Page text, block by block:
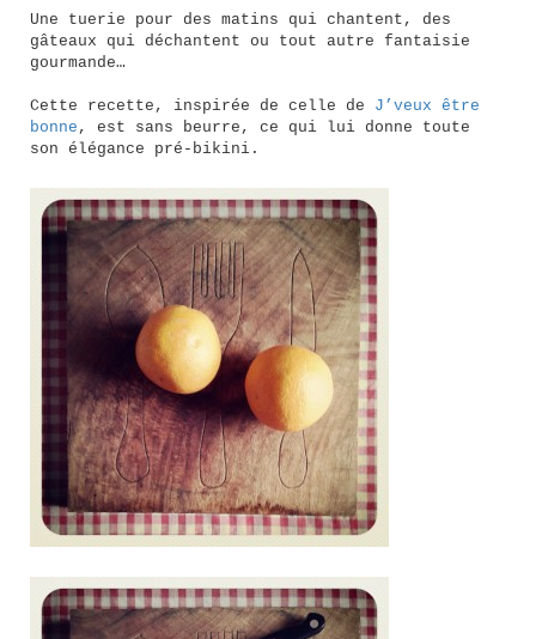
Une tuerie pour des matins qui chantent, des
gâteaux qui déchantent ou tout autre fantaisie
gourmande…
Cette recette, inspirée de celle de J’veux être
bonne , est sans beurre, ce qui lui donne toute
son élégance pré-bikini.